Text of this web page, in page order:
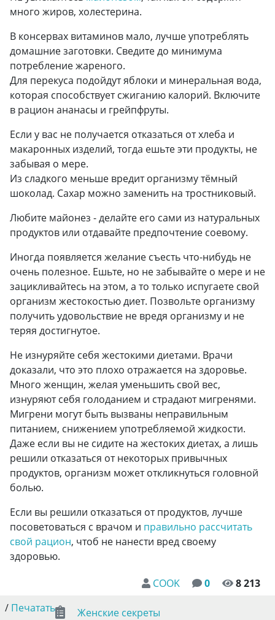
много жиров, холестерина.
В консервах витаминов мало, лучше употреблять
домашние заготовки. Сведите до минимума
потребление жареного.
Для перекуса подойдут яблоки и минеральная вода,
которая способствует сжиганию калорий. Включите
в рацион ананасы и грейпфруты.
Если у вас не получается отказаться от хлеба и
макаронных изделий, тогда ешьте эти продукты, не
забывая о мере.
Из сладкого меньше вредит организму тёмный
шоколад. Сахар можно заменить на тростниковый.
Любите майонез - делайте его сами из натуральных
продуктов или отдавайте предпочтение соевому.
Иногда появляется желание съесть что-нибудь не
очень полезное. Ешьте, но не забывайте о мере и не
зацикливайтесь на этом, а то только испугаете свой
организм жестокостью диет. Позвольте организму
получить удовольствие не вредя организму и не
теряя достигнутое.
Не изнуряйте себя жестокими диетами. Врачи
доказали, что это плохо отражается на здоровье.
Много женщин, желая уменьшить свой вес,
изнуряют себя голоданием и страдают мигренями.
Мигрени могут быть вызваны неправильным
питанием, снижением употребляемой жидкости.
Даже если вы не сидите на жестоких диетах, а лишь
решили отказаться от некоторых привычных
продуктов, организм может откликнуться головной
болью.
Если вы решили отказаться от продуктов, лучше
посоветоваться с врачом и правильно рассчитать
свой рацион, чтоб не нанести вред своему
здоровью.
COOK
0
8 213
/ Печатать Женские секреты